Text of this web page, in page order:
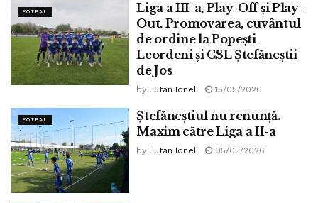
FOTBAL
Liga a III-a, Play-Off și Play-
Out. Promovarea, cuvântul
de ordine la Popești
Leordeni și CSL Ștefăneștii
de Jos
by Lutan Ionel 15/05/2026
FOTBAL
Ștefăneștiul nu renunță.
Maxim către Liga a II-a
by Lutan Ionel 05/05/2026